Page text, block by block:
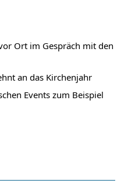
Ort im Gespräch mit den
an das Kirchenjahr
Events zum Beispiel